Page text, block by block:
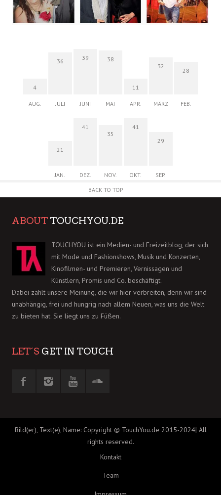
4
AUG.
36
JULI
39
JUNI
38
MAI
11
APR.
32
MÄRZ
28
FEB.
21
JAN.
41
DEZ.
35
NOV.
41
OKT.
29
SEP.
BACK TO TOP
ABOUT TOUCHYOU.DE
TOUCHYOU ist ein Medien- und Freizeitblog, der sich
mit Mode und Fashionshows, Musik und Konzerten,
Kinofilmen- und Premieren, Vernissagen und
Künstlern, Promis und Co. beschäftigt.
Dabei zählt unsere Meinung, die wir hier verbreiten, denn wir sind
unabhängig, frei und hungrig nach allem Neuen, was uns die Welt
zu bieten hat. Sie liegt uns zu Füßen.
LET´S GET IN TOUCH
Bild(er), Text(e), Name: Copyright © TouchYou.de 2015-2024| All
rights reserved.
Kontakt
Team